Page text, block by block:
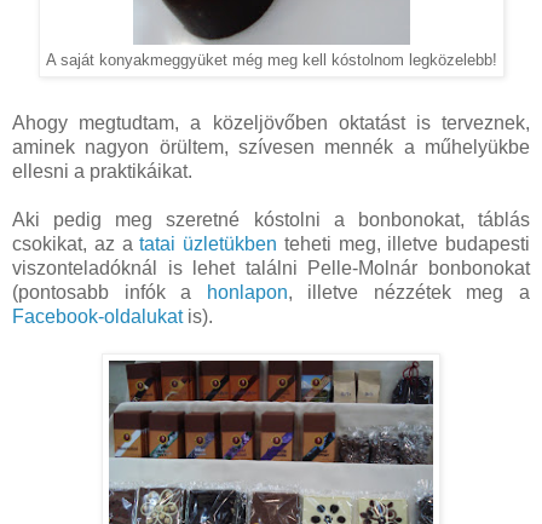
A saját konyakmeggyüket még meg kell kóstolnom legközelebb!
Ahogy megtudtam, a közeljövőben oktatást is terveznek,
aminek nagyon örültem, szívesen mennék a műhelyükbe
ellesni a praktikáikat.
Aki pedig meg szeretné kóstolni a bonbonokat, táblás
csokikat, az atatai üzletükben teheti meg, illetve budapesti
viszonteladóknál is lehet találni Pelle-Molnár bonbonokat
(pontosabb infók a
honlapon, illetve nézzétek meg a
Facebook-oldalukatis).